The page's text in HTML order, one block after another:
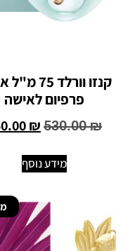
קנזו וורלד
פרפיום לאישה
530.00₪
₪
מידע נוסף